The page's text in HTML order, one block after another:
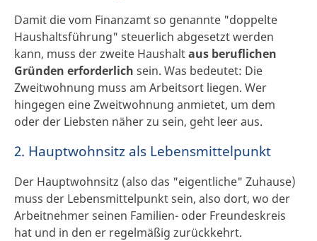
Damit die vom Finanzamt so genannte "doppelte
Haushaltsführung" steuerlich abgesetzt werden
kann, muss der zweite Haushaltaus beruflichen
Gründen erforderlich sein. Was bedeutet: Die
Zweitwohnung muss am Arbeitsort liegen. Wer
hingegen eine Zweitwohnung anmietet, um dem
oder der Liebsten näher zu sein, geht leer aus.
2. Hauptwohnsitz als Lebensmittelpunkt
Der Hauptwohnsitz (also das "eigentliche" Zuhause)
muss der Lebensmittelpunkt sein, also dort, wo der
Arbeitnehmer seinen Familien- oder Freundeskreis
hat und in den er regelmäßig zurückkehrt.